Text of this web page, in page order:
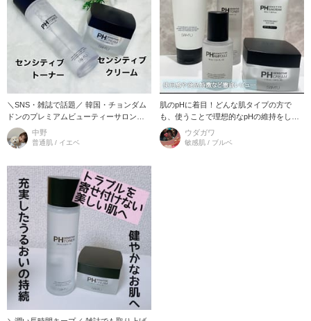
＼SNS・雑誌で話題／ 韓国・チョンダム
ドンのプレミアムビューティーサロンか
ら誕生した『SAM'U（サミュ）』 余分な
ものは入れないシンプルかつ上
中野
普通肌 / イエベ
肌のpHに着目！どんな肌タイプの方で
も、使うことで理想的なpHの維持をして
くれるスキンケア。 まずpHとは…水溶性
の酸性やアルカリ性の程度を意味
ウダガワ
敏感肌 / ブルベ